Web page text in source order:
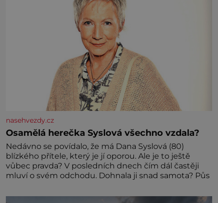
nasehvezdy.cz
Osamělá herečka Syslová všechno vzdala?
Nedávno se povídalo, že má Dana Syslová (80)
blízkého přítele, který je jí oporou. Ale je to ještě
vůbec pravda? V posledních dnech čím dál častěji
mluví o svém odchodu. Dohnala ji snad samota? Půs